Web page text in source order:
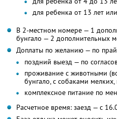
для ребенка от 13 лет
В 2-местном номере — 1
бунгало — 2 дополнительных
Доплаты по желанию — по
поздний выезд — по
проживание с животными
бунгало, с собаками
комплексное питание по
Расчетное время: заезд — с